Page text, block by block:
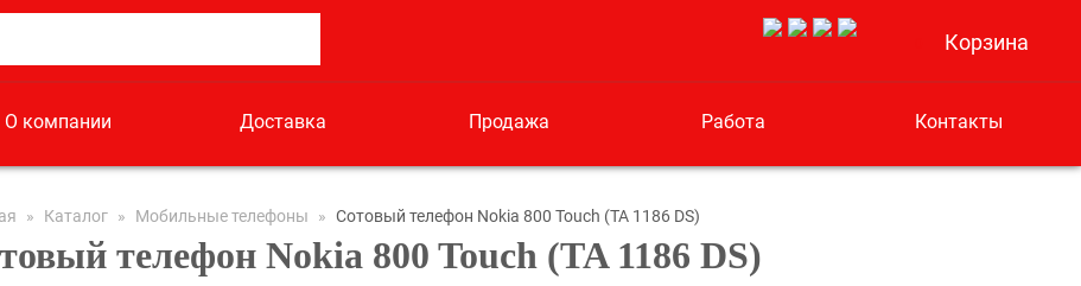
Корзина
О компании Доставка Продажа Работа Контакты
» Каталог » Мобильные телефоны » Сотовый телефон Nokia 800 Touch (TA 1186 DS)
телефон Nokia 800 Touch (TA 1186 DS)